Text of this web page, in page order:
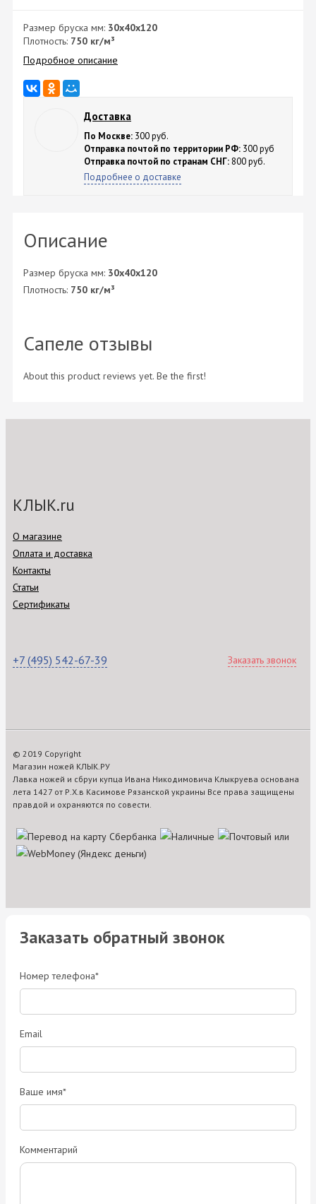
Размер бруска мм: 30x40x120
Плотность: 750 кг/м³
Подробное описание
Доставка
По Москве: 300 руб.
Отправка почтой по территории РФ: 300 руб
Отправка почтой по странам СНГ: 800 руб.
Подробнее о доставке
Описание
Размер бруска мм: 30x40x120
Плотность: 750 кг/м³
Сапеле отзывы
About this product reviews yet. Be the first!
КЛЫК.ru
О магазине
Оплата и доставка
Контакты
Статьи
Сертификаты
+7 (495) 542-67-39 Заказать звонок
© 2019 Copyright
Магазин ножей КЛЫК.РУ
Лавка ножей и сбруи купца Ивана Никодимовича Клыкруева основана
лета 1427 от Р.Х.в Касимове Рязанской украины Все права защищены
правдой и охраняются по совести.
Заказать обратный звонок
Номер телефона*
Email
Ваше имя*
Комментарий